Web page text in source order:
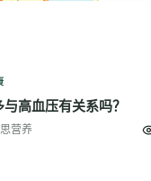
与高血压有关系吗？
营养